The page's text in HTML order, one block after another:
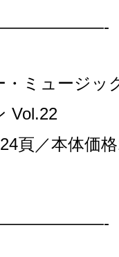
・ミュージッ
Vol.22
頁／本体価